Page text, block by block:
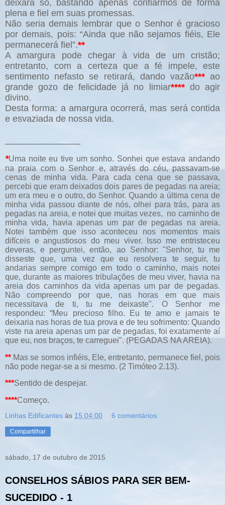
deixará só, bastando apenas confiarmos de forma
plena e fiel em suas promessas.
Não seria demais lembrar que o Senhor é gracioso
por demais, pois: “Ainda que não sejamos fiéis, Ele
permanecerá fiel”.**
A amargura pode chegar à vida de um cristão;
entretanto, com a certeza que a fé impele, este
sentimento nefasto se retirará, dando vazão***ao
grande gozo de felicidade já no limiar****do agir
divino.
Desta forma: a amargura ocorrerá, mas será contida
e esvaziada de nossa vida.
*Uma noite eu tive um sonho. Sonhei que estava andando
na praia com o Senhor e, através do céu, passavam-se
cenas de minha vida. Para cada cena que se passava,
percebi que eram deixados dois pares de pegadas na areia;
um era meu e o outro, do Senhor. Quando a última cena de
minha vida passou diante de nós, olhei para trás, para as
pegadas na areia, e notei que muitas vezes, no caminho de
minha vida, havia apenas um par de pegadas na areia.
Notei também que isso aconteceu nos momentos mais
difíceis e angustiosos do meu viver. Isso me entristeceu
deveras, e perguntei, então, ao Senhor: "Senhor, tu me
disseste que, uma vez que eu resolvera te seguir, tu
andarias sempre comigo em todo o caminho, mais notei
que, durante as maiores tribulações de meu viver, havia na
areia dos caminhos da vida apenas um par de pegadas.
Não compreendo por que, nas horas em que mais
necessitava de ti, tu me deixaste". O Senhor me
respondeu: “Meu precioso filho. Eu te amo e jamais te
deixaria nas horas de tua prova e de teu sofrimento: Quando
viste na areia apenas um par de pegadas, foi exatamente aí
que eu, nos braços, te carreguei". (PEGADAS NA AREIA).
** Mas se somos infiéis, Ele, entretanto, permanece fiel, pois
não pode negar-se a si mesmo. (2 Timóteo 2.13).
***Sentido de despejar.
****Começo.
Linhas Edificantes às 15:04:00 6 comentários:
Compartilhar
sábado, 17 de outubro de 2015
CONSELHOS SÁBIOS PARA SER BEM-
SUCEDIDO - 1